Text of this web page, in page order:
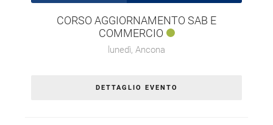
CORSO AGGIORNAMENTO SAB E
COMMERCIO
lunedì, Ancona
DETTAGLIO EVENTO